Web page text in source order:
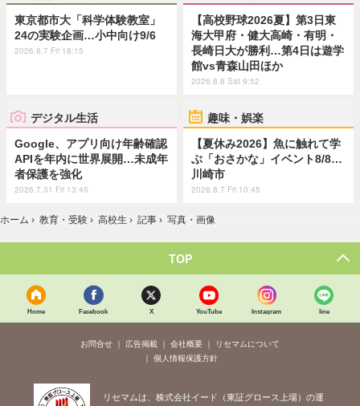
東京都市大「科学体験教室」
24の実験企画…小中向け9/6
2026.8.7 Fri 18:15
【高校野球2026夏】第3日東
海大甲府・健大高崎・有明・
長崎日大が勝利…第4日は遊学
館vs青森山田ほか
2026.8.8 Sat 9:52
デジタル生活
Google、アプリ向け年齢確認
APIを年内に世界展開…未成年
者保護を強化
2026.7.31 Fri 13:45
趣味・娯楽
【夏休み2026】魚に触れて学
ぶ「おさかな」イベント8/8…
川崎市
2026.8.7 Fri 10:45
ホーム › 教育・受験 › 高校生 › 記事 › 写真・画像
TOP
Home Facebook X YouTube Instagram line
お問合せ 広告掲載 会社概要
リセマムについて
個人情報保護方針
リセマムは、株式会社イード（東証グロース上場）の運